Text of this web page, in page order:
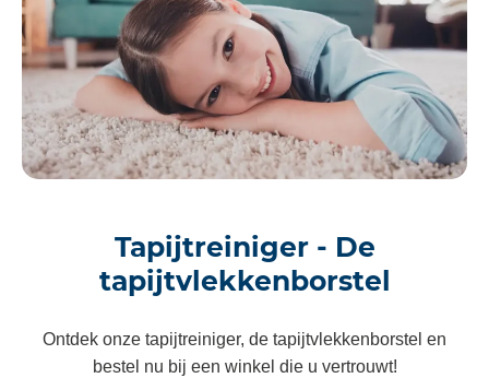
Tapijtreiniger - De
tapijtvlekkenborstel
Ontdek onze tapijtreiniger, de tapijtvlekkenborstel en
bestel nu bij een winkel die u vertrouwt!